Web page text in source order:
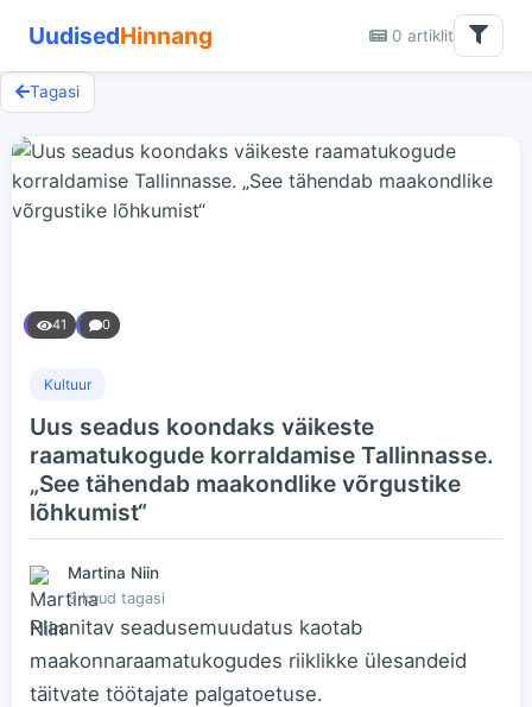
UudisedHinnang 0 artiklit
Tagasi
41 0
Kultuur
Uus seadus koondaks väikeste
raamatukogude korraldamise Tallinnasse.
„See tähendab maakondlike võrgustike
lõhkumist“
Martina Niin
3 kuud tagasi
Plaanitav seadusemuudatus kaotab
maakonnaraamatukogudes riiklikke ülesandeid
täitvate töötajate palgatoetuse.